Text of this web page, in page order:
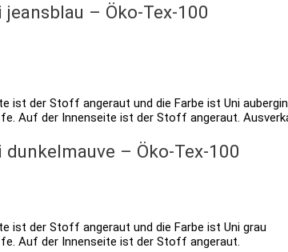
– Öko-Tex-100
– Öko-Tex-100